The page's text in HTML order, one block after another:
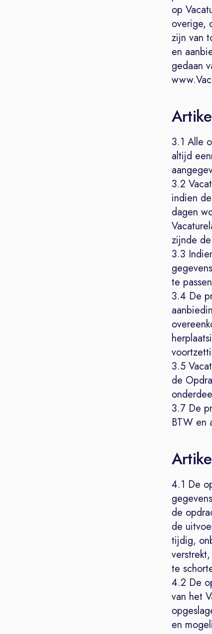
op
overige,
zijn van
en
gedaan
3.1 Alle
altijd
3.2
indien
dagen
zijnde
3.3
te
3.4 De
3.5
de
3.7 De
BTW en
4.1 De
de
de
tijdig,
te
4.2 De
van het
en